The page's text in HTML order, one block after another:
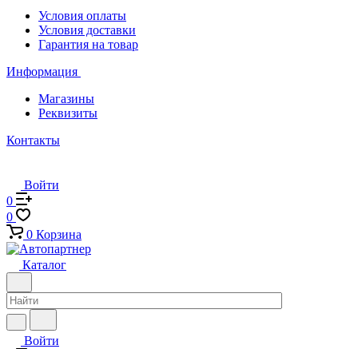
Условия оплаты
Условия доставки
Гарантия на товар
Информация
Магазины
Реквизиты
Контакты
Войти
0
0
0 Корзина
Каталог
Войти